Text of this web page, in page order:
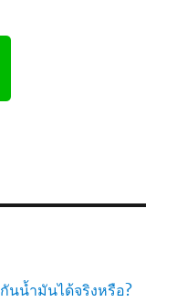
นน้ำมันได้จริงหรือ?